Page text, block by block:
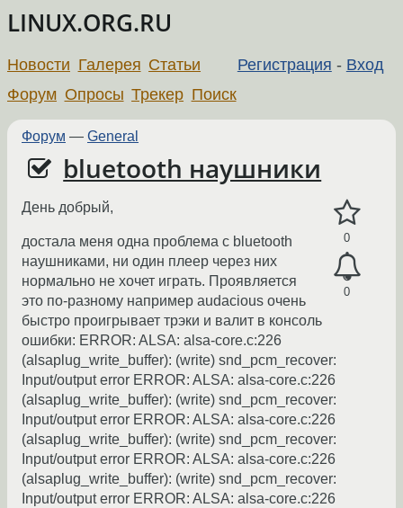
LINUX.ORG.RU
Регистрация - Вход
Новости Галерея Статьи
Форум Опросы Трекер Поиск
Форум — General
bluetooth наушники
0
0
День добрый,
достала меня одна проблема с bluetooth
наушниками, ни один плеер через них
нормально не хочет играть. Проявляется
это по-разному например audacious очень
быстро проигрывает трэки и валит в консоль
ошибки: ERROR: ALSA: alsa-core.c:226
(alsaplug_write_buffer): (write) snd_pcm_recover:
Input/output error ERROR: ALSA: alsa-core.c:226
(alsaplug_write_buffer): (write) snd_pcm_recover:
Input/output error ERROR: ALSA: alsa-core.c:226
(alsaplug_write_buffer): (write) snd_pcm_recover:
Input/output error ERROR: ALSA: alsa-core.c:226
(alsaplug_write_buffer): (write) snd_pcm_recover:
Input/output error ERROR: ALSA: alsa-core.c:226